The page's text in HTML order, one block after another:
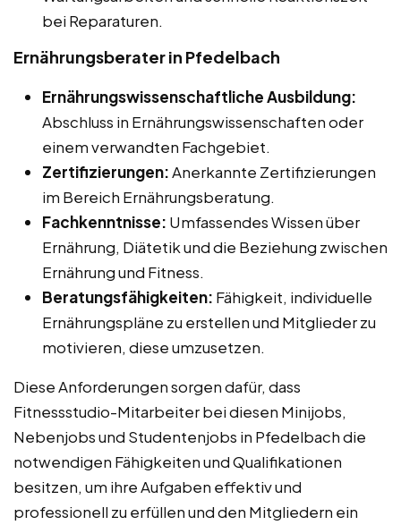
bei Reparaturen.
Ernährungsberater in Pfedelbach
Ernährungswissenschaftliche Ausbildung:
Abschluss in Ernährungswissenschaften oder
einem verwandten Fachgebiet.
Zertifizierungen:Anerkannte Zertifizierungen
im Bereich Ernährungsberatung.
Fachkenntnisse: Umfassendes Wissen über
Ernährung, Diätetik und die Beziehung zwischen
Ernährung und Fitness.
Beratungsfähigkeiten: Fähigkeit, individuelle
Ernährungspläne zu erstellen und Mitglieder zu
motivieren, diese umzusetzen.
Diese Anforderungen sorgen dafür, dass
Fitnessstudio-Mitarbeiter bei diesen Minijobs,
Nebenjobs und Studentenjobs in Pfedelbach die
notwendigen Fähigkeiten und Qualifikationen
besitzen, um ihre Aufgaben effektiv und
professionell zu erfüllen und den Mitgliedern ein